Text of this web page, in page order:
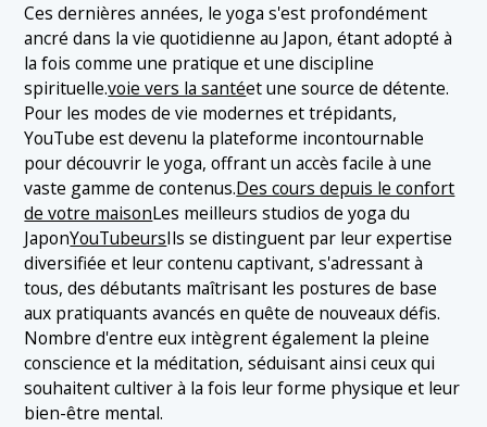
1.4 4. Chaîne Saki Yoga
1.5 5. Yoga japonais
1.6 6. Wellness To Go
1.7 7. Yumi Takami
1.8 8. MomiYoga
1.9 9. Naoko Matsuura
1.10 10. Génération Yoga
Ces dernières années, le yoga s'est profondément
ancré dans la vie quotidienne au Japon, étant adopté à
la fois comme une pratique et une discipline
spirituelle.voie vers la santéet une source de détente.
Pour les modes de vie modernes et trépidants,
YouTube est devenu la plateforme incontournable
pour découvrir le yoga, offrant un accès facile à une
vaste gamme de contenus.Des cours depuis le confort
de votre maisonLes meilleurs studios de yoga du
JaponYouTubeursIls se distinguent par leur expertise
diversifiée et leur contenu captivant, s'adressant à
tous, des débutants maîtrisant les postures de base
aux pratiquants avancés en quête de nouveaux défis.
Nombre d'entre eux intègrent également la pleine
conscience et la méditation, séduisant ainsi ceux qui
souhaitent cultiver à la fois leur forme physique et leur
bien-être mental.